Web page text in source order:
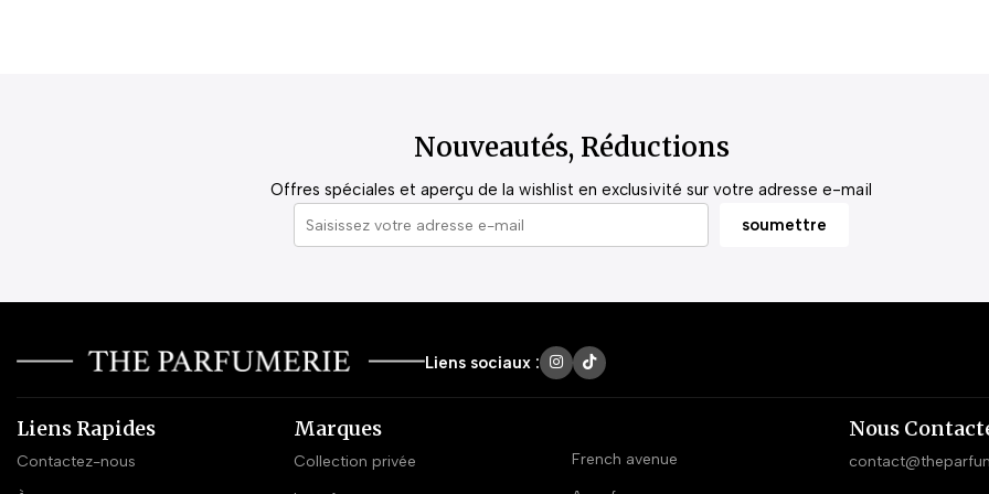
Nouveautés, Réductions
Offres spéciales et aperçu de la wishlist en exclusivité sur votre adresse e-mail
Liens sociaux :
Liens Rapides
Contactez-nous
Marques
Collection privée
French avenue
Nous